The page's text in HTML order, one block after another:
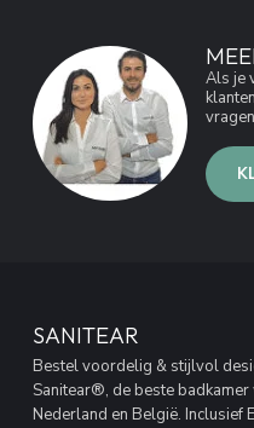
Als je
SANITEAR
Bestel voordelig & stijlvol
Sanitear®, de beste badkamer
Nederland en België. Inclusief